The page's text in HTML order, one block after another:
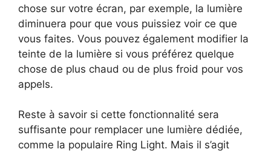
chose sur votre écran, par exemple, la lumière
diminuera pour que vous puissiez voir ce que
vous faites. Vous pouvez également modifier la
teinte de la lumière si vous préférez quelque
chose de plus chaud ou de plus froid pour vos
appels.
Reste à savoir si cette fonctionnalité sera
suffisante pour remplacer une lumière dédiée,
comme la populaire Ring Light. Mais il s’agit